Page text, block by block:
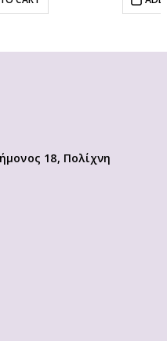
18, Πολίχνη